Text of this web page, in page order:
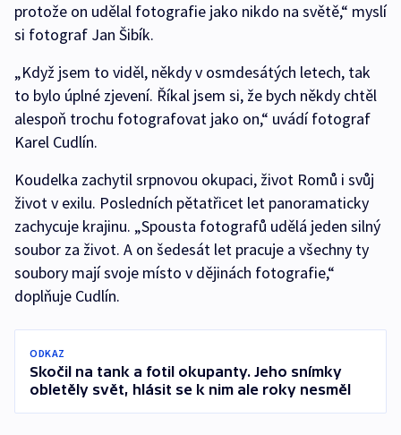
protože on udělal fotografie jako nikdo na světě,“ myslí
si fotograf Jan Šibík.
„Když jsem to viděl, někdy v osmdesátých letech, tak
to bylo úplné zjevení. Říkal jsem si, že bych někdy chtěl
alespoň trochu fotografovat jako on,“ uvádí fotograf
Karel Cudlín.
Koudelka zachytil srpnovou okupaci, život Romů i svůj
život v exilu. Posledních pětatřicet let panoramaticky
zachycuje krajinu. „Spousta fotografů udělá jeden silný
soubor za život. A on šedesát let pracuje a všechny ty
soubory mají svoje místo v dějinách fotografie,“
doplňuje Cudlín.
ODKAZ
Skočil na tank a fotil okupanty. Jeho snímky
obletěly svět, hlásit se k nim ale roky nesměl